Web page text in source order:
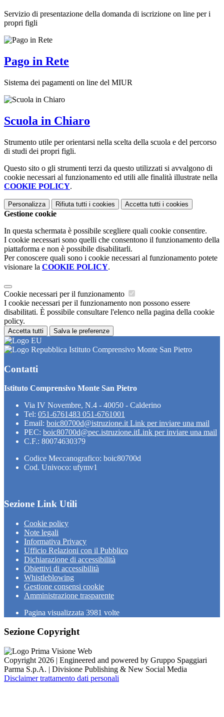
Servizio di presentazione della domanda di iscrizione on line per i
propri figli
Pago in Rete
Sistema dei pagamenti on line del MIUR
Scuola in Chiaro
Strumento utile per orientarsi nella scelta della scuola e del percorso
di studi dei propri figli.
Questo sito o gli strumenti terzi da questo utilizzati si avvalgono di
cookie necessari al funzionamento ed utili alle finalità illustrate nella
COOKIE POLICY.
Personalizza Rifiuta tutti i cookies Accetta tutti i cookies
Gestione cookie
In questa schermata è possibile scegliere quali cookie consentire.
I cookie necessari sono quelli che consentono il funzionamento della
piattaforma e non è possibile disabilitarli.
Per conoscere quali sono i cookie necessari al funzionamento potete
visionare la COOKIE POLICY.
Cookie necessari per il funzionamento
I cookie necessari per il funzionamento non possono essere
disabilitati. È possibile consultare l'elenco nella pagina della cookie
policy.
Accetta tutti Salva le preferenze
Istituto Comprensivo Monte San Pietro
Contatti
Istituto Comprensivo Monte San Pietro
Via IV Novembre, N.4 - 40050 - Calderino
Tel: 051-6761483 051-6761001
Email: boic80700d@istruzione.it Link per inviare una mail
PEC: boic80700d@pec.istruzione.itLink per inviare una mail
C.F.: 80074630379
Codice Meccanografico: boic80700d
Cod. Univoco: ufymv1
Sezione Link Utili
Cookie policy
Note legali
Informativa Privacy
Ufficio Relazioni con il Pubblico
Dichiarazione di accessibilità
Obiettivi di accessibilità
Whistleblowing
Gestione consensi cookie
Amministrazione trasparente
Pagina visualizzata 3981 volte
Sezione Copyright
Copyright 2026 | Engineered and powered by Gruppo Spaggiari
Parma S.p.A. | Divisione Publishing & New Social Media
Disclaimer trattamento dati personali